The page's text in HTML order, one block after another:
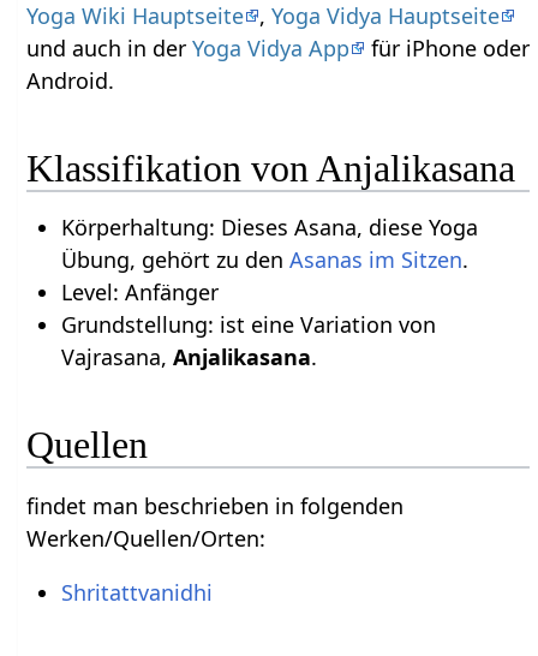
Yoga Wiki Hauptseite ,Yoga Vidya Hauptseite
und auch in derYoga Vidya App
für iPhone oder
Android.
Klassifikation von Anjalikasana
Körperhaltung: Dieses Asana, diese Yoga
Übung, gehört zu den Asanas im Sitzen.
Level: Anfänger
Grundstellung: ist eine Variation von
Vajrasana, Anjalikasana.
Quellen
findet man beschrieben in folgenden
Werken/Quellen/Orten:
Shritattvanidhi